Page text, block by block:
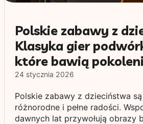
Polskie zabawy z
Klasyka gier
które bawią
24 stycznia 2026
Polskie zabawy z dzieciństwa
różnorodne i pełne radości.
dawnych lat przywołują obrazy